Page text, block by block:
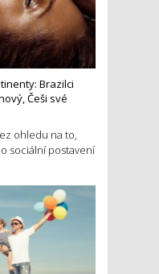
Brazilci
Češi své
ohledu na to,
sociální postavení